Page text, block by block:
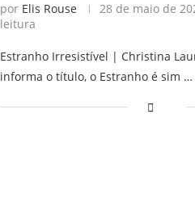
por Elis Rouse 28 de maio de
leitura
Estranho Irresistível | Christina
informa o título, o Estranho é sim …